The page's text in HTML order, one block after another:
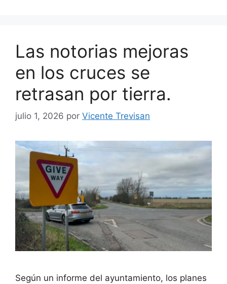
Las notorias mejoras
en los cruces se
retrasan por tierra.
julio 1, 2026 por Vicente Trevisan
Según un informe del ayuntamiento, los planes